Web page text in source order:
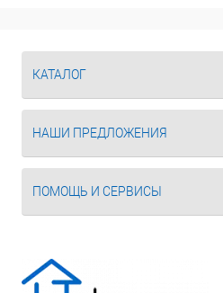
КАТАЛОГ
НАШИ ПРЕДЛОЖЕНИЯ
ПОМОЩЬ И СЕРВИСЫ